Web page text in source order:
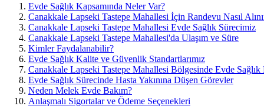
Evde Sağlık Kapsamında Neler Var?
Canakkale Lapseki Tastepe Mahallesi İçin Randevu Nasıl
Canakkale Lapseki Tastepe Mahallesi Evde Sağlık Sürecimiz
Canakkale Lapseki Tastepe Mahallesi'da Ulaşım ve Süre
Kimler Faydalanabilir?
Evde Sağlık Kalite ve Güvenlik Standartlarımız
Canakkale Lapseki Tastepe Mahallesi Bölgesinde Evde
Evde Sağlık Sürecinde Hasta Yakınına Düşen Görevler
Neden Melek Evde Bakım?
Anlaşmalı Sigortalar ve Ödeme Seçenekleri